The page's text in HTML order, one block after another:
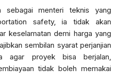
sebagai menteri teknis yang
safety, ia tidak akan
keselamatan demi harga yang
sembilan syarat perjanjian
agar proyek bisa berjalan,
tidak boleh memakai